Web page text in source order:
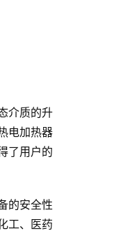
介质的升
电加热器
了用户的
的安全性
工、医药